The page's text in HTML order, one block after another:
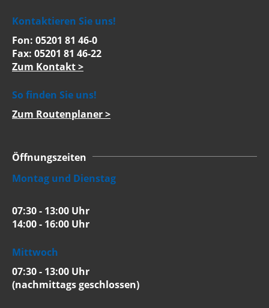
Kontaktieren Sie uns!
Fon: 05201 81 46-0
Fax: 05201 81 46-22
Zum Kontakt >
So finden Sie uns!
Zum Routenplaner >
Öffnungszeiten
Montag und Dienstag
07:30 - 13:00 Uhr
14:00 - 16:00 Uhr
Mittwoch
07:30 - 13:00 Uhr
(nachmittags geschlossen)